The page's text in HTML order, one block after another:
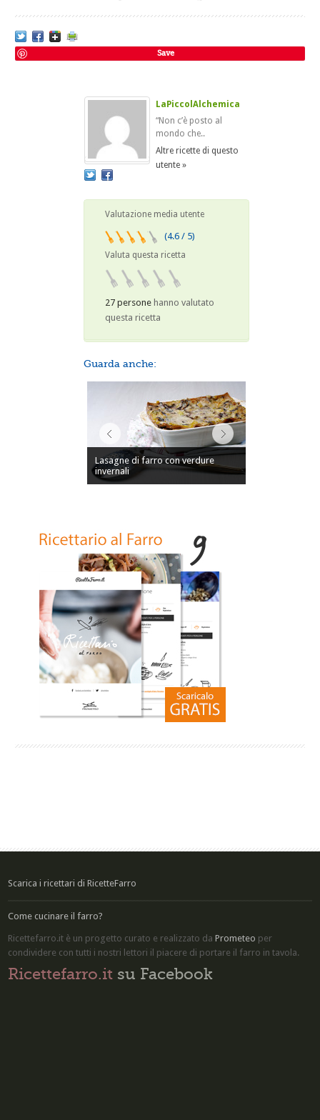
Save
LaPiccolAlchemica
“Non c’è posto al
mondo che..
Altre ricette di questo
utente »
Valutazione media utente
(4.6 / 5)
Valuta questa ricetta
27 personehanno valutato
questa ricetta
Guarda anche:
Lasagne di farro con verdure
invernali
Scarica i ricettari di RicetteFarro
Come cucinare il farro?
Ricettefarro.it è un progetto curato e realizzato daPrometeo per
condividere con tutti i nostri lettori il piacere di portare il farro in tavola.
Ricettefarro.it su Facebook